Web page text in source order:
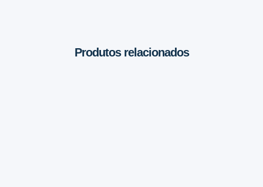
Produtos relacionados